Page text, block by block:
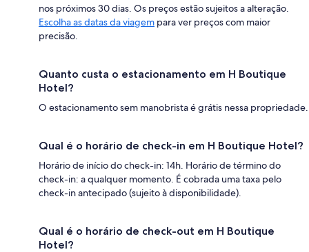
nos próximos 30 dias. Os preços estão sujeitos a alteração.
Escolha as datas da viagem para ver preços com maior
precisão.
Quanto custa o estacionamento em H Boutique
Hotel?
O estacionamento sem manobrista é grátis nessa propriedade.
Qual é o horário de check-in em H Boutique Hotel?
Horário de início do check-in: 14h. Horário de término do
check-in: a qualquer momento. É cobrada uma taxa pelo
check-in antecipado (sujeito à disponibilidade).
Qual é o horário de check-out em H Boutique
Hotel?